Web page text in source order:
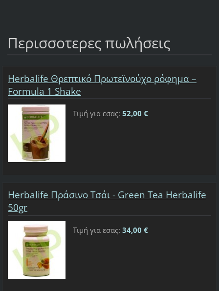
Περισσοτερες πωλήσεις
Herbalife Θρεπτικό Πρωτεϊνούχο ρόφημα –
Formula 1 Shake
Τιμή για εσας: 52,00 €
Herbalife Πράσινο Τσάι - Green Tea Herbalife
50gr
Τιμή για εσας: 34,00 €